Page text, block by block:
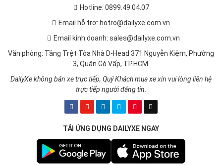
Trang bị đèn pha Full-LED
Trong khi đó, Toyota Vios mang tới hệ thống chiếu sáng dạng
đèn pha/cốt Halogen trên tất cả phiên bản, đèn định vị ban ngày
dạng LED cho phép tự động bật/tắt.
Hotline: 0899.49.04.07
Email hỗ trợ: hotro@dailyxe.com.vn
Email kinh doanh: sales@dailyxe.com.vn
Văn phòng: Tầng Trệt Tòa Nhà D-Head 371 Nguyễn Kiệm, Phường
3, Quận Gò Vấp, TP.HCM.
DailyXe không bán xe trực tiếp, Quý Khách mua xe xin vui lòng liên hệ
trực tiếp người đăng tin.
TẢI ỨNG DỤNG DAILYXE NGAY